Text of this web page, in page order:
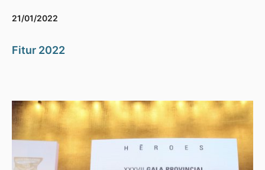
21/01/2022
Fitur 2022